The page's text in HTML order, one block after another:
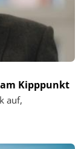
Kipppunkt
auf,